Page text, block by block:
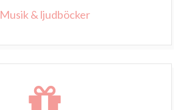
Musik & ljudböcker